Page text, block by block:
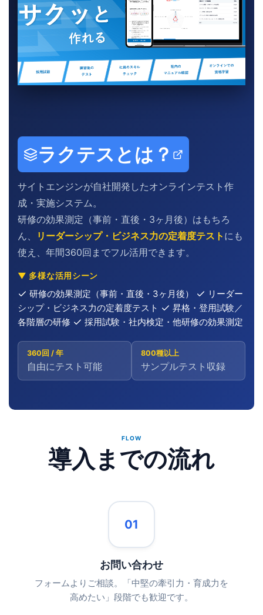
ラクテスとは？
サイトエンジンが自社開発したオンラインテスト作
成・実施システム。
研修の効果測定（事前・直後・3ヶ月後）はもちろ
ん、
リーダーシップ・ビジネス力の定着度テスト にも
使え、年間360回までフル活用できます。
▼ 多様な活用シーン
研修の効果測定（事前・直後・3ヶ月後）
リーダー
シップ・ビジネス力の定着度テスト
昇格・登用試験／
各階層の研修
採用試験・社内検定・他研修の効果測定
360回 / 年
自由にテスト可能
800種以上
サンプルテスト収録
FLOW
導入までの流れ
01
お問い合わせ
フォームよりご相談。「中堅の牽引力・育成力を
高めたい」段階でも歓迎です。